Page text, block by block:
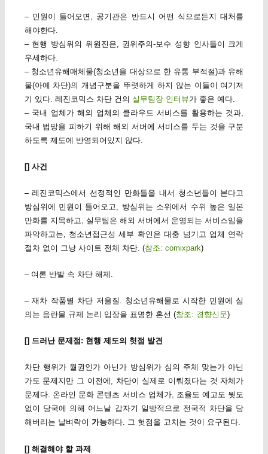
– 민원이 들어오면, 공기관은 반드시 어떤 식으로든지 대처를
해야한다.
– 현행 방심위의 위원진은, 권위주의-보수 성향 인사들이 크게
우세하다.
– 청소년유해매체물(청소년을 대상으로 한 유통 부적절)과 유해
물(아예 차단)의 개념구분을 뚜렷하게 하지 않는 이들이 여기저
기 있다. 레진코믹스 차단 건의 실무팀장 인터뷰가 좋은 예다.
– 국내 업체가 해외 업체의 클라우드 서비스를 활용하는 것과,
국내 법망을 피하기 위해 해외 서버에 서비스를 두는 것을 구분
하도록 제도에 반영되어있지 않다.
[] 사건
– 레진코믹스에서 선정적인 만화들을 내서 청소년들이 본다고
방심위에 민원이 들어오고, 방심위는 소위에서 수위 높은 일본
만화를 지목하고, 실무팀은 해외 서버에서 운영되는 서비스임을
파악하고는, 청소년접근성 세부 확인은 대충 넘기고 업체 연락
절차 없이 그냥 사이트 전체 차단. (참조: comixpark)
– 여론 반발 속 차단 해제.
– 재차 작품별 차단 저울질. 청소년유해물로 시작한 민원에 심
의는 음란물 규제 논리 입장을 표명한 혼선 (참조: 경향신문)
[] 드러난 문제점: 현행 제도의 헛점 발견
차단 행위가 월권인가 아닌가 방심위가 심의 주체 맞는가 아닌
가도 문제지만 그 이전에, 차단이 실제로 이뤄졌다는 것 자체가
문제다. 온라인 문화 콘텐츠 서비스 업체가, 조율도 예고도 뭣도
없이 당국에 의해 어느날 갑자기 일방적으로 전국적 차단을 당
해버리는 날벼락이 가능하다. 그 헛점을 고치는 것이 요구된다.
[] 해결해야 할 과제